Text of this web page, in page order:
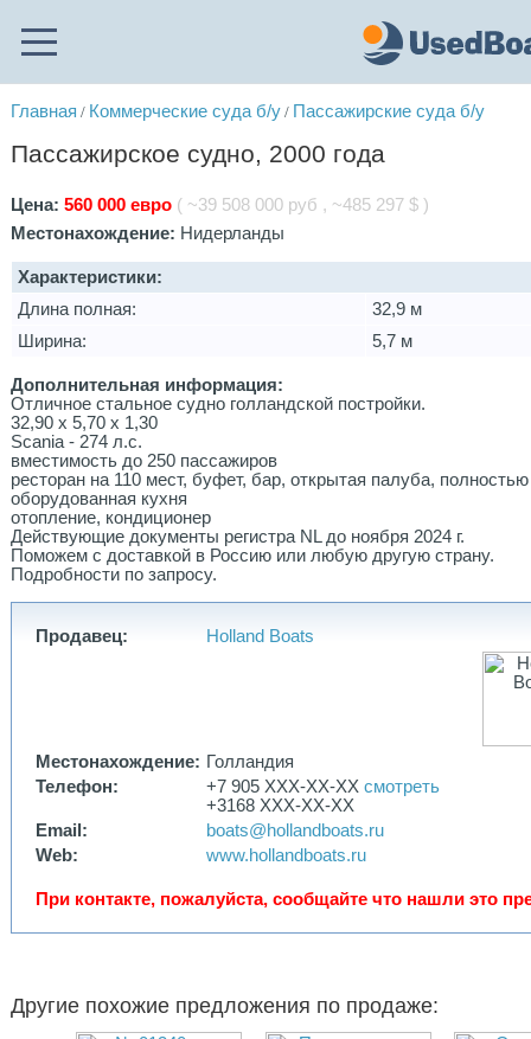
Главная / Коммерческие суда б/у / Пассажирские суда б/у
Пассажирское судно, 2000 года
Цена:560 000 евро ( ~39 508 000 руб , ~485 297 $ )
Местонахождение: Нидерланды
Характеристики:
Длина полная:
32,9 м
Ширина:
5,7 м
Дополнительная информация:
Отличное стальное судно голландской постройки.
32,90 х 5,70 х 1,30
Scania - 274 л.с.
вместимость до 250 пассажиров
ресторан на 110 мест, буфет, бар, открытая палуба, полностью
оборудованная кухня
отопление, кондиционер
Действующие документы регистра NL до ноября 2024 г.
Поможем с доставкой в Россию или любую другую страну.
Подробности по запросу.
Продавец: Holland Boats
Местонахождение: Голландия
Телефон:
+7 905 XXX-XX-XX
+3168 XXX-XX-XX
смотреть
Email:
boats@hollandboats.ru
Web:
www.hollandboats.ru
При контакте, пожалуйста, сообщайте что нашли это
Другие похожие предложения по продаже: